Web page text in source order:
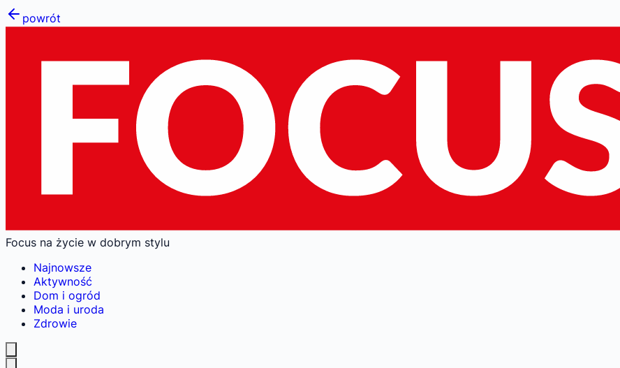
powrót
Focus na życie w dobrym stylu
Najnowsze
Aktywność
Dom i ogród
Moda i uroda
Zdrowie